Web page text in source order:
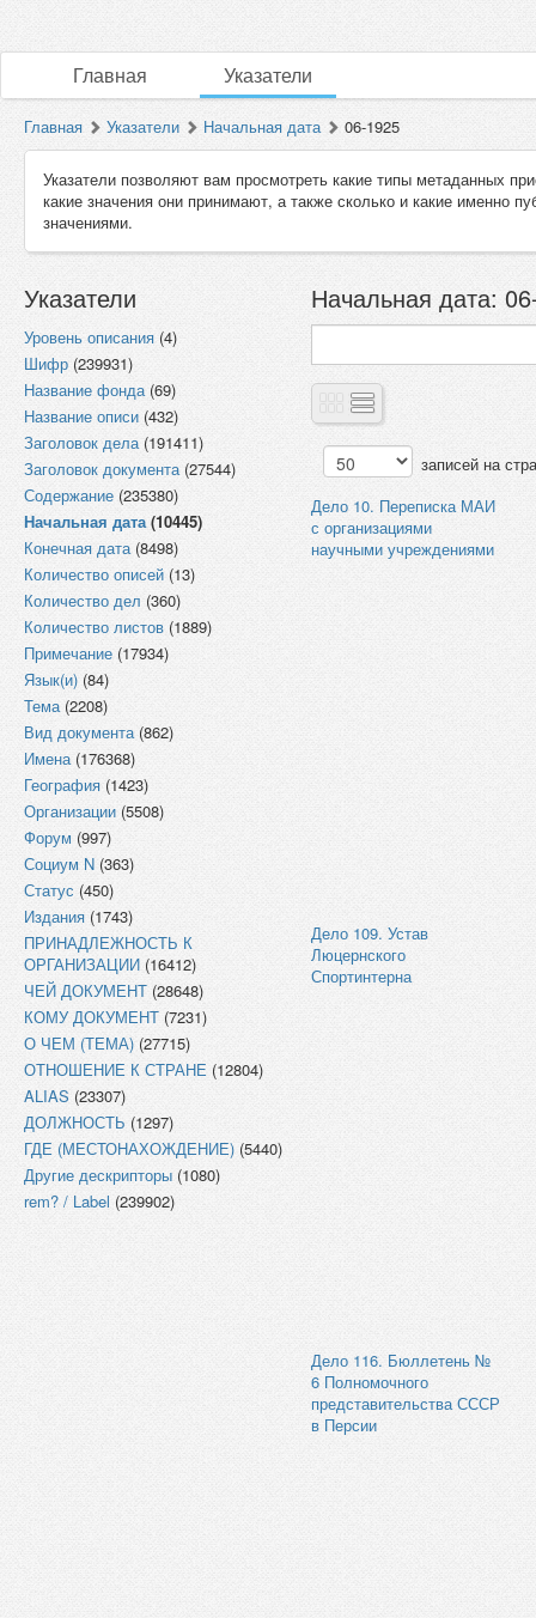
Главная Указатели
Главная Указатели Начальная дата 06-1925
Указатели позволяют вам просмотреть какие типы метаданных
какие значения они принимают, а также сколько и какие именно
значениями.
Указатели
Уровень описания (4)
Шифр (239931)
Название фонда(69)
Название описи (432)
Заголовок дела(191411)
Заголовок документа(27544)
Содержание (235380)
Начальная дата(10445)
Конечная дата(8498)
Количество описей (13)
Количество дел (360)
Количество листов (1889)
Примечание (17934)
Язык(и) (84)
Тема(2208)
Вид документа(862)
Имена(176368)
География (1423)
Организации (5508)
Форум (997)
Социум N (363)
Статус (450)
Издания (1743)
ПРИНАДЛЕЖНОСТЬ К
ОРГАНИЗАЦИИ (16412)
ЧЕЙ ДОКУМЕНТ (28648)
КОМУ ДОКУМЕНТ (7231)
О ЧЕМ (ТЕМА) (27715)
ОТНОШЕНИЕ К СТРАНЕ (12804)
ALIAS (23307)
ДОЛЖНОСТЬ (1297)
ГДЕ (МЕСТОНАХОЖДЕНИЕ) (5440)
Другие дескрипторы (1080)
rem? / Label (239902)
Начальная дата:
записей на
Дело 10. Переписка МАИ
с организациями
научными учреждениями
Дело 109. Устав
Люцернского
Спортинтерна
Дело 116. Бюллетень №
6 Полномочного
представительства СССР
в Персии